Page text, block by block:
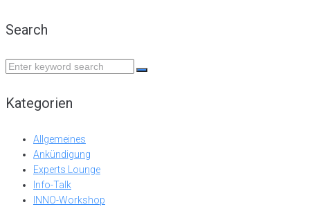
Search
Search
Kategorien
Allgemeines
Ankündigung
Experts Lounge
Info-Talk
INNO-Workshop